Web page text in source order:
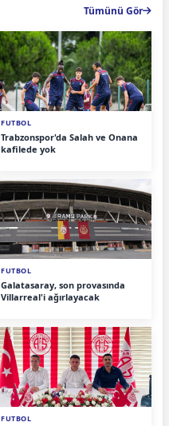
Tümünü Gör
FUTBOL
Trabzonspor'da Salah ve Onana
kafilede yok
FUTBOL
Galatasaray, son provasında
Villarreal'i ağırlayacak
FUTBOL